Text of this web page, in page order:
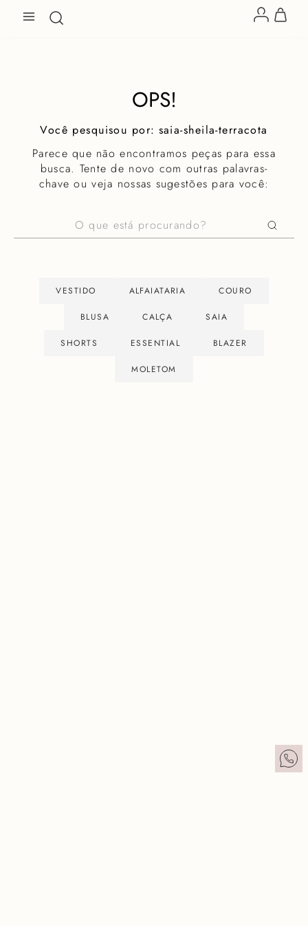
OPS!
saia-sheila-terracota
Parece que não encontramos peças para essa
busca. Tente de novo com outras palavras-
chave ou veja nossas sugestões para você:
O que está procurando?
VESTIDO ALFAIATARIA COURO
BLUSA CALÇA SAIA
SHORTS ESSENTIAL BLAZER
MOLETOM